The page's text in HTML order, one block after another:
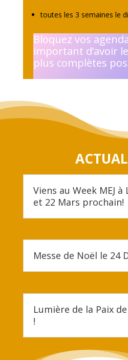
toutes les 3 semaines le
Bloquez vos
important d’avoir
plus complètes
Viens au Week MEJ à
et 22 Mars prochain!
Messe de Noël le 24
Lumière de la Paix
!